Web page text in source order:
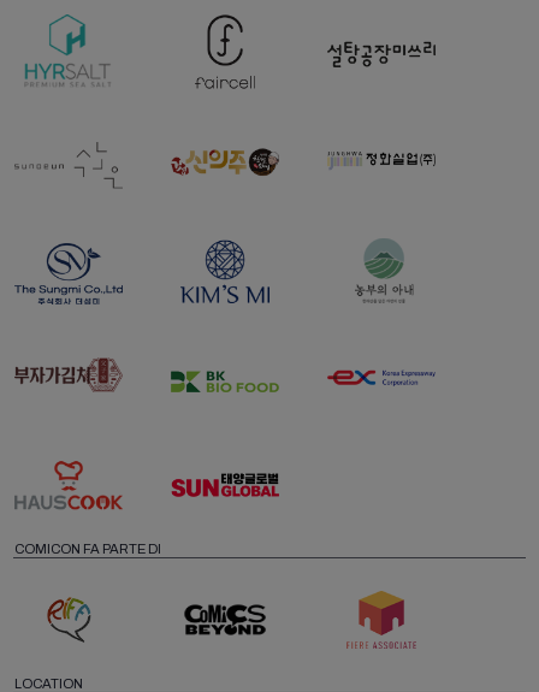
COMICON FA PARTE DI
LOCATION